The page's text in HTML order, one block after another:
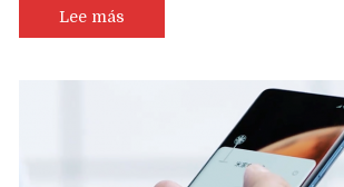
Lee más